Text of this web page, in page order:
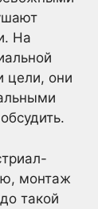
На
цели, они
монтаж
такой